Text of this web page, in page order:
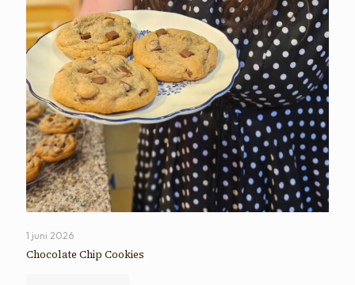
1 juni 2026
Chocolate Chip Cookies